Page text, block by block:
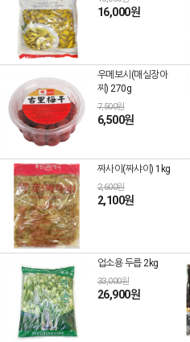
16,000원
우메보시(매실장아
찌) 270g
7,500원
6,500원
짜사이(짜샤이) 1kg
2,600원
2,100원
업소용 두릅 2kg
33,000원
26,900원